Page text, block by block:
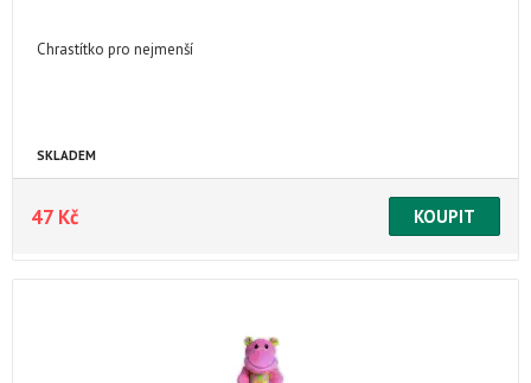
Chrastítko pro nejmenší
SKLADEM
47 Kč